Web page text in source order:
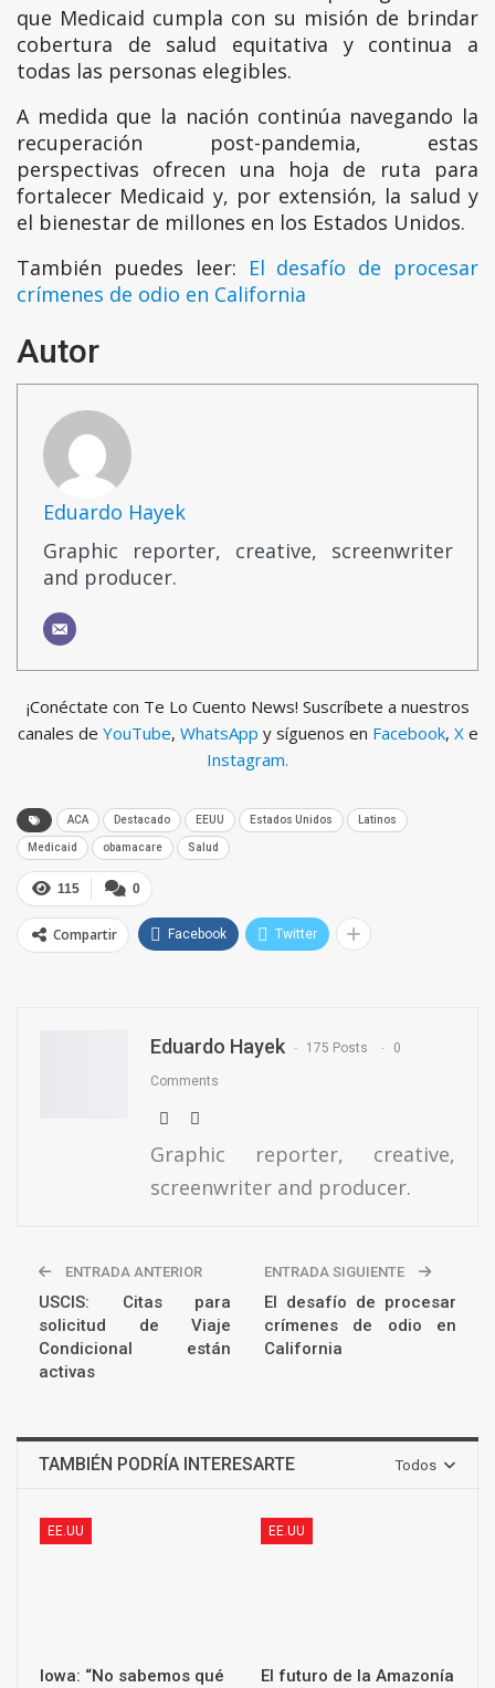
que Medicaid cumpla con su misión de brindar
cobertura de salud equitativa y continua a
todas las personas elegibles.
A medida que la nación continúa navegando la
recuperación post-pandemia, estas
perspectivas ofrecen una hoja de ruta para
fortalecer Medicaid y, por extensión, la salud y
el bienestar de millones en los Estados Unidos.
También puedes leer: El desafío de procesar
crímenes de odio en California
Autor
Eduardo Hayek
Graphic reporter, creative, screenwriter
and producer.
¡Conéctate con Te Lo Cuento News! Suscríbete a nuestros
canales de YouTube, WhatsApp y síguenos en Facebook, X e
Instagram.
ACA Destacado EEUU Estados Unidos Latinos
Medicaid obamacare Salud
0
115
Compartir Facebook Twitter
Eduardo Hayek 175 Posts 0
Comments
Graphic reporter, creative,
screenwriter and producer.
ENTRADA ANTERIOR
USCIS: Citas para
solicitud de Viaje
Condicional están
activas
ENTRADA SIGUIENTE
El desafío de procesar
crímenes de odio en
California
Todos
TAMBIÉN PODRÍA INTERESARTE
EE.UU
Iowa: “No sabemos qué
EE.UU
El futuro de la Amazonía